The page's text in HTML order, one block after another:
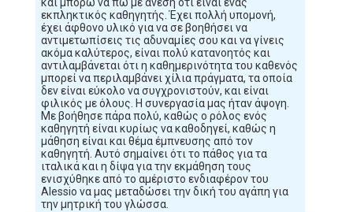
εκπληκτικός καθηγητής. Έχει πολλή υπομονή,
έχει άφθονο υλικό για να σε βοηθήσει να
αντιμετωπίσεις τις αδυναμίες σου και να γίνεις
ακόμα καλύτερος, είναι πολύ κατανοητός και
αντιλαμβάνεται ότι η καθημερινότητα του καθενός
μπορεί να περιλαμβάνει χίλια πράγματα, τα οποία
δεν είναι εύκολο να συγχρονιστούν, και είναι
φιλικός με όλους. Η συνεργασία μας ήταν άψογη.
Με βοήθησε πάρα πολύ, καθώς ο ρόλος ενός
καθηγητή είναι κυρίως να καθοδηγεί, καθώς η
μάθηση είναι και θέμα έμπνευσης από τον
καθηγητή. Αυτό σημαίνει ότι το πάθος για τα
ιταλικά και η δίψα για την εκμάθηση τους
ενισχύθηκε από το αμέριστο ενδιαφέρον του
Alessio να μας μεταδώσει την δική του αγάπη για
την μητρική του γλώσσα.